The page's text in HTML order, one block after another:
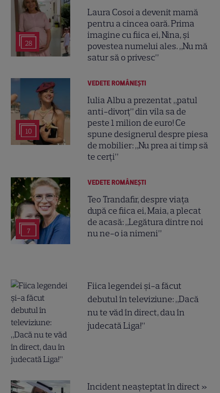
28
Laura Cosoi a devenit mamă
pentru a cincea oară. Prima
imagine cu fiica ei, Nina, și
povestea numelui ales. „Nu mă
satur să o privesc”
10
VEDETE ROMÂNEŞTI
Iulia Albu a prezentat „patul
anti-divorț” din vila sa de
peste 1 milion de euro! Ce
spune designerul despre piesa
de mobilier: „Nu prea ai timp să
te cerți”
7
VEDETE ROMÂNEŞTI
Teo Trandafir, despre viața
după ce fiica ei, Maia, a plecat
de acasă: „Legătura dintre noi
nu ne-o ia nimeni”
Fiica legendei și-a făcut
debutul în televiziune: „Dacă
nu te văd în direct, dau în
judecată Liga!”
Incident neașteptat în direct »